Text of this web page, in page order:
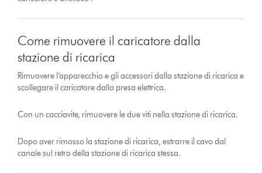
Come rimuovere il caricatore dalla
stazione di ricarica
Rimuovere l’apparecchio e gli accessori dalla stazione di ricarica e
scollegare il caricatore dalla presa elettrica.
Con un cacciavite, rimuovere le due viti nella stazione di ricarica.
Dopo aver rimosso la stazione di ricarica, estrarre il cavo dal
canale sul retro della stazione di ricarica stessa.